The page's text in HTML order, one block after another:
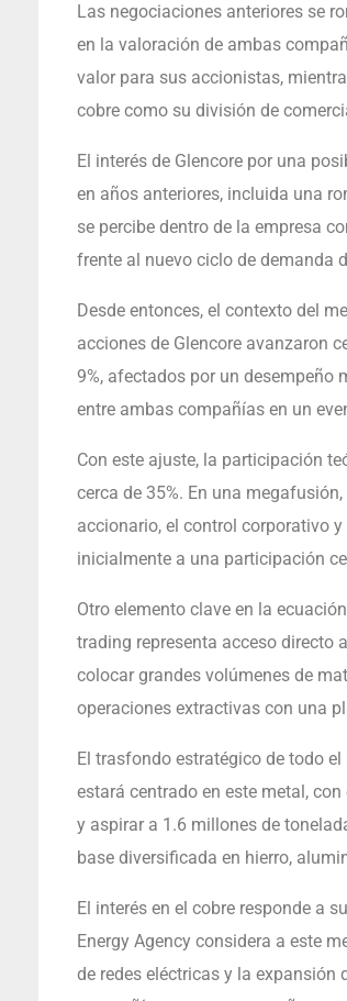
Las negociaciones anteriores se
en la valoración de ambas
valor para sus accionistas,
cobre como su división de
El interés de Glencore por una
en años anteriores, incluida una
se percibe dentro de la empresa
frente al nuevo ciclo de demanda
Desde entonces, el contexto del
acciones de Glencore avanzaron
9%, afectados por un
entre ambas compañías en un
Con este ajuste, la participación
cerca de 35%. En una
accionario, el control corporativo
inicialmente a una participación
Otro elemento clave en la
trading representa acceso directo
colocar grandes volúmenes de
operaciones extractivas con una
El trasfondo estratégico de todo
estará centrado en este metal,
y aspirar a 1.6 millones de
base diversificada en hierro,
El interés en el cobre responde a
Energy Agency considera a este
de redes eléctricas y la